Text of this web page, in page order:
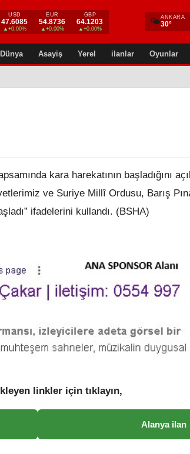
USD
47.6085
▲+0.00%
EUR
54.8736
▲+0.00%
GBP
64.1203
▲+0.00%
🌤ANKARA
30°
Dünya Asayiş Yerel ilanlar Oyunlar
kara harekatının başladığını
ve Suriye Millî Ordusu, Barış
ifadelerini kullandı. (BSHA)
linkler için tıklayın,
Alanya ilan